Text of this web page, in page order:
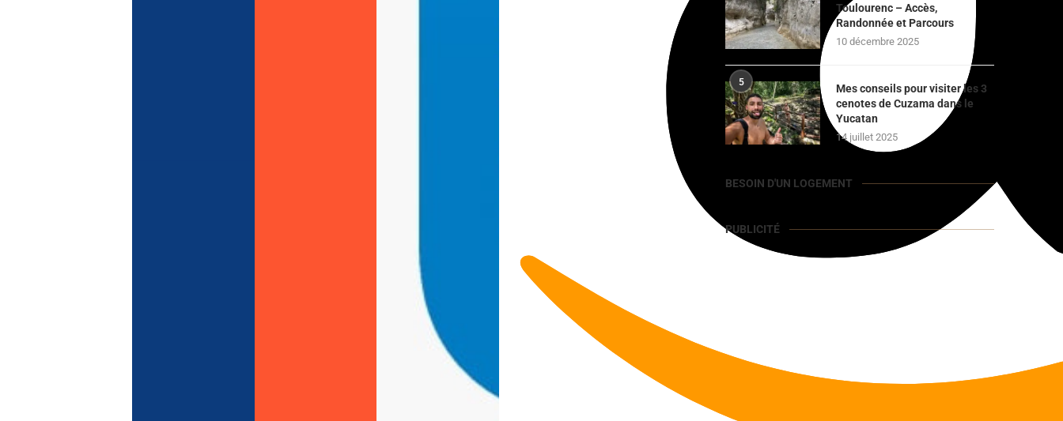
Toulourenc – Accès,
Randonnée et Parcours
10 décembre 2025
5
Mes conseils pour visiter les 3
cenotes de Cuzama dans le
Yucatan
14 juillet 2025
BESOIN D'UN LOGEMENT
PUBLICITÉ